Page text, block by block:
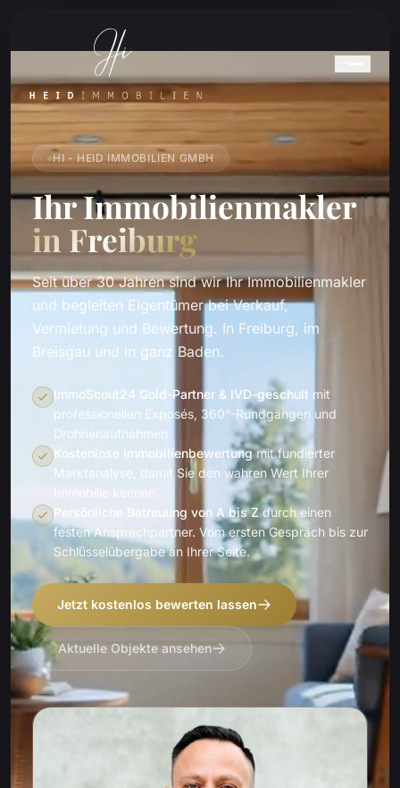
HI - HEID IMMOBILIEN GMBH
Ihr Immobilienmakler
in Freiburg
Seit über 30 Jahren sind wir Ihr Immobilienmakler
und begleiten Eigentümer bei Verkauf,
Vermietung und Bewertung. In Freiburg, im
Breisgau und in ganz Baden.
ImmoScout24 Gold-Partner & IVD-geschult mit
professionellen Exposés, 360°-Rundgängen und
Drohnenaufnahmen.
Kostenlose Immobilienbewertungmit fundierter
Marktanalyse, damit Sie den wahren Wert Ihrer
Immobilie kennen.
Persönliche Betreuung von A bis Zdurch einen
festen Ansprechpartner. Vom ersten Gespräch bis zur
Schlüsselübergabe an Ihrer Seite.
Jetzt kostenlos bewerten lassen
Aktuelle Objekte ansehen